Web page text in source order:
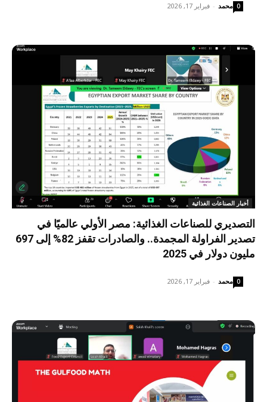
محمد - فبراير 17, 2026 0
أخبار الصناعات الغذائية
التصديري للصناعات الغذائية: مصر الأولي عالميًا في
تصدير الفراولة المجمدة.. والصادرات تقفز 82% إلى 697
مليون دولار في 2025
محمد - فبراير 17, 2026 0